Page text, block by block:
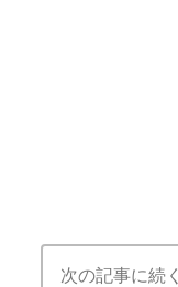
次の記事に続く